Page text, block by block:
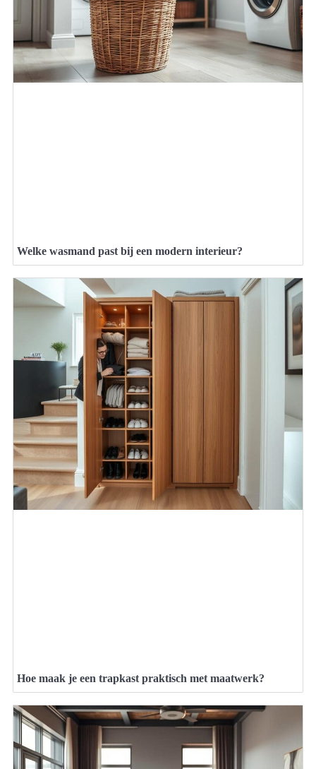
Welke wasmand past bij een modern interieur?
Hoe maak je een trapkast praktisch met maatwerk?